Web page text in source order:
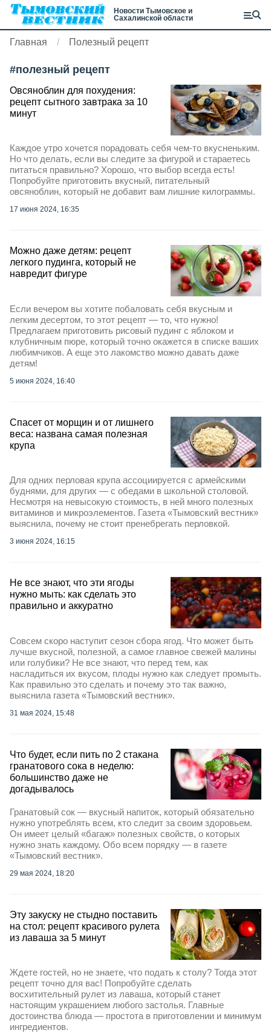
Новости Тымовское и
Сахалинской области
Главная Полезный рецепт
#полезный рецепт
Овсяноблин для похудения:
рецепт сытного завтрака за 10
минут
Каждое утро хочется порадовать себя чем-то вкусненьким.
Но что делать, если вы следите за фигурой и стараетесь
питаться правильно? Хорошо, что выбор всегда есть!
Попробуйте приготовить вкусный, питательный
овсяноблин, который не добавит вам лишние килограммы.
17 июня 2024, 16:35
Можно даже детям: рецепт
легкого пудинга, который не
навредит фигуре
Если вечером вы хотите побаловать себя вкусным и
легким десертом, то этот рецепт — то, что нужно!
Предлагаем приготовить рисовый пудинг с яблоком и
клубничным пюре, который точно окажется в списке ваших
любимчиков. А еще это лакомство можно давать даже
детям!
5 июня 2024, 16:40
Спасет от морщин и от лишнего
веса: названа самая полезная
крупа
Для одних перловая крупа ассоциируется с армейскими
буднями, для других — с обедами в школьной столовой.
Несмотря на невысокую стоимость, в ней много полезных
витаминов и микроэлементов. Газета «Тымовский вестник»
выяснила, почему не стоит пренебрегать перловкой.
3 июня 2024, 16:15
Не все знают, что эти ягоды
нужно мыть: как сделать это
правильно и аккуратно
Совсем скоро наступит сезон сбора ягод. Что может быть
лучше вкусной, полезной, а самое главное свежей малины
или голубики? Не все знают, что перед тем, как
насладиться их вкусом, плоды нужно как следует промыть.
Как правильно это сделать и почему это так важно,
выяснила газета «Тымовский вестник».
31 мая 2024, 15:48
Что будет, если пить по 2 стакана
гранатового сока в неделю:
большинство даже не
догадывалось
Гранатовый сок — вкусный напиток, который обязательно
нужно употреблять всем, кто следит за своим здоровьем.
Он имеет целый «багаж» полезных свойств, о которых
нужно знать каждому. Обо всем порядку — в газете
«Тымовский вестник».
29 мая 2024, 18:20
Эту закуску не стыдно поставить
на стол: рецепт красивого рулета
из лаваша за 5 минут
Ждете гостей, но не знаете, что подать к столу? Тогда этот
рецепт точно для вас! Попробуйте сделать
восхитительный рулет из лаваша, который станет
настоящим украшением любого застолья. Главные
достоинства блюда — простота в приготовлении и минимум
ингредиентов.